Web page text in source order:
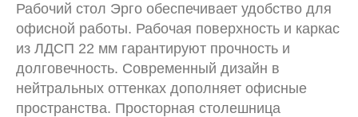
Рабочий стол Эрго обеспечивает удобство для
офисной работы. Рабочая поверхность и каркас
из ЛДСП 22 мм гарантируют прочность и
долговечность. Современный дизайн в
нейтральных оттенках дополняет офисные
пространства. Просторная столешница